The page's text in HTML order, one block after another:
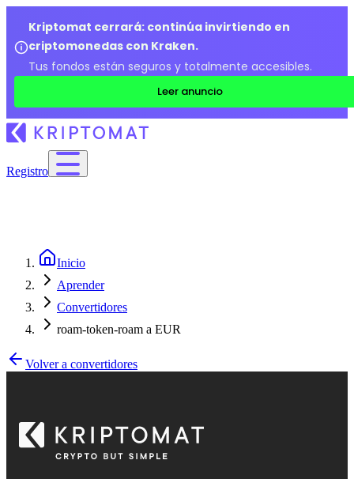
Kriptomat cerrará: continúa invirtiendo en
criptomonedas con Kraken.
Tus fondos están seguros y totalmente accesibles.
Leer anuncio
Registro
Inicio
Aprender
Convertidores
roam-token-roam a EUR
Volver a convertidores